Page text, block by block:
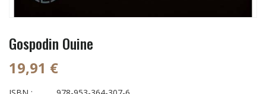
Gospodin Ouine
19,91 €